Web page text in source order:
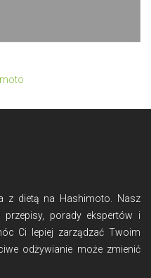
z dietą na Hashimoto. Nasz
porady ekspertów i
Ci lepiej zarządzać Twoim
odżywianie może zmienić